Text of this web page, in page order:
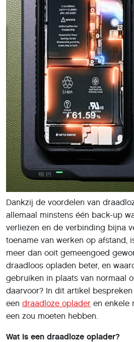
Dankzij de voordelen van
allemaal minstens één back-up
verliezen en de verbinding bijna
toename van werken op afstand,
meer dan ooit gemeengoed
draadloos opladen beter, en
gebruiken in plaats van normaal
daarvoor? In dit artikel
een draadloze oplader en enkele
een zou moeten hebben.
Wat is een draadloze oplader?